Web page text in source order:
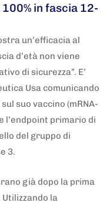
in fascia 12-
un’efficacia al
d’età non viene
di sicurezza”. E’
Usa comunicando
suo vaccino (mRNA-
l’endpoint primario di
del gruppo di
3.
già dopo la prima
la